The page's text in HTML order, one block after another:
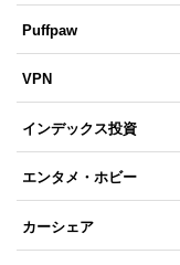
Puffpaw
VPN
インデックス投資
エンタメ・ホビー
カーシェア